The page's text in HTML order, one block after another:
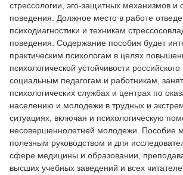
стрессологии, эго-защитных механизмов и
поведения. Должное место в работе
психодиагностики и техникам
поведения. Содержание пособия будет
практическим психологам в целях
психологической устойчивости
социальным педагогам и работникам,
психологических службах и центрах по
населению и молодежи в трудных и
ситуациях, включая и психологическую
несовершеннолетней молодежи. Пособие
полезным руководством и для
сфере медицины и образовании,
высших учебных заведений и всех